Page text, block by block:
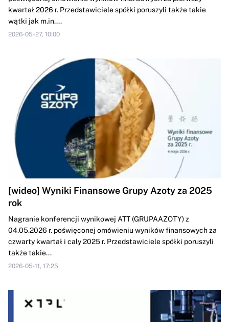
kwartał 2026 r. Przedstawiciele spółki poruszyli także takie
wątki jak m.in....
2026-05-27, 10:00
[wideo] Wyniki Finansowe Grupy Azoty za 2025
rok
Nagranie konferencji wynikowej ATT (GRUPAAZOTY) z
04.05.2026 r. poświęconej omówieniu wyników finansowych za
czwarty kwartał i caly 2025 r. Przedstawiciele spółki poruszyli
także takie...
2026-05-11, 17:25